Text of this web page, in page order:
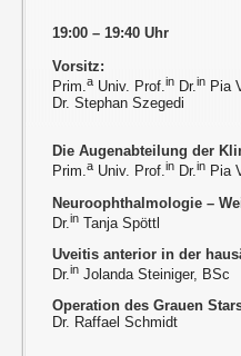
19:00 – 19:40 Uhr
Vorsitz:
Prim.a Univ. Prof.in Dr.in Pia
Dr. Stephan Szegedi
Die Augenabteilung der
Prim.a Univ. Prof.in Dr.in Pia
Neuroophthalmologie –
Dr.in Tanja Spöttl
Uveitis anterior in der
Dr.in Jolanda Steiniger, BSc
Operation des Grauen
Dr. Raffael Schmidt